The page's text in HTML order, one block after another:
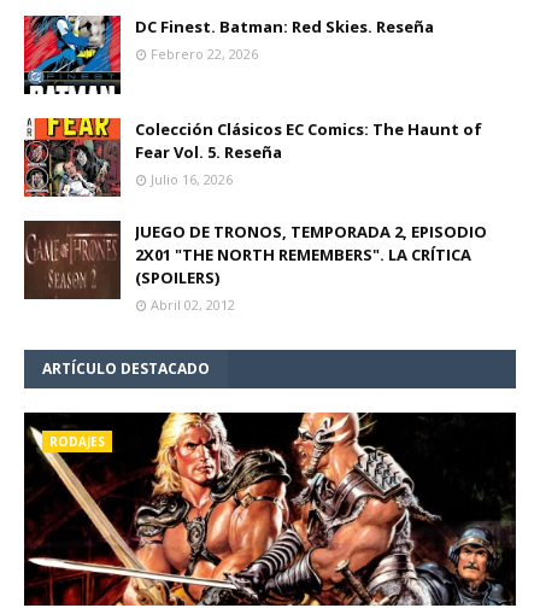
DC Finest. Batman: Red Skies. Reseña
Febrero 22, 2026
Colección Clásicos EC Comics: The Haunt of
Fear Vol. 5. Reseña
Julio 16, 2026
JUEGO DE TRONOS, TEMPORADA 2, EPISODIO
2X01 "THE NORTH REMEMBERS". LA CRÍTICA
(SPOILERS)
Abril 02, 2012
ARTÍCULO DESTACADO
RODAJES